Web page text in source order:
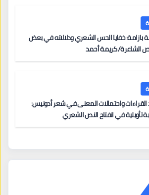
بازامة: خفايا الحس الشعري ودلالاته في بعض
الشاعرة/ كريمة أحمد
القراءات واحتمالات المعنى في شعر أدونيس:
تأويلية في انفتاح النص الشعري